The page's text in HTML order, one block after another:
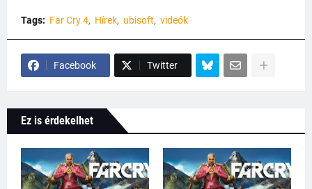
Tags: Far Cry 4 Hírek ubisoft videók
Facebook Twitter
Ez is érdekelhet